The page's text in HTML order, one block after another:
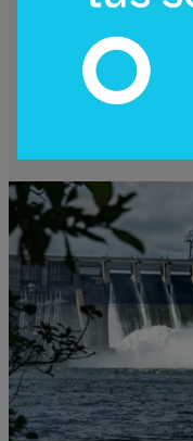
¿Una nueva
Reactivan en
Corpus Christi
4.200 millones)